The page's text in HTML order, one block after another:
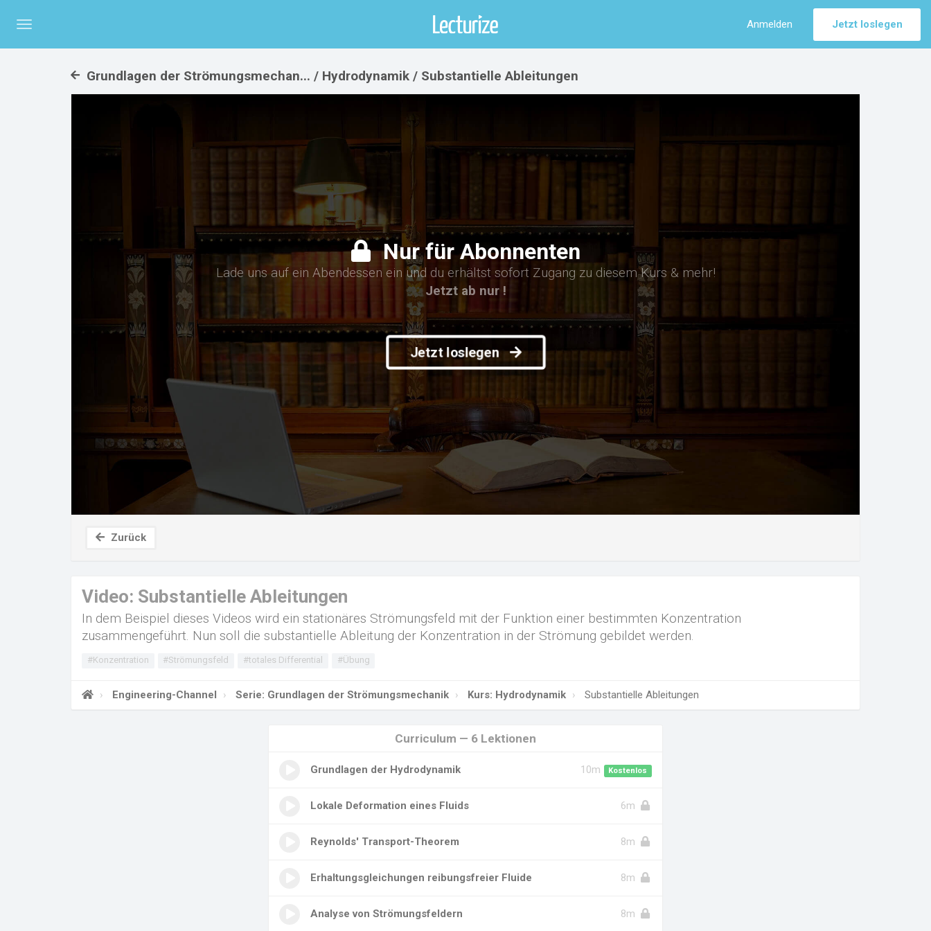
Menü
Jetzt loslegen
Anmelden
Grundlagen der Strömungsmechan... / Hydrodynamik / Substantielle Ableitungen
Nur für Abonnenten
Lade uns auf ein Abendessen ein und du erhältst sofort Zugang zu diesem Kurs & mehr!
Jetzt ab nur !
Jetzt loslegen
Zurück
Video: Substantielle Ableitungen
In dem Beispiel dieses Videos wird ein stationäres Strömungsfeld mit der Funktion einer bestimmten Konzentration
zusammengeführt. Nun soll die substantielle Ableitung der Konzentration in der Strömung gebildet werden.
#Konzentration #Strömungsfeld #totales Differential #Übung
Engineering-Channel Serie: Grundlagen der Strömungsmechanik Kurs: Hydrodynamik Substantielle Ableitungen
Curriculum — 6 Lektionen
Grundlagen der Hydrodynamik Kostenlos
10m
Lokale Deformation eines Fluids 6m
Reynolds' Transport-Theorem 8m
Erhaltungsgleichungen reibungsfreier Fluide 8m
Analyse von Strömungsfeldern 8m